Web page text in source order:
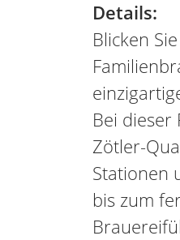
Details:
Blicken
Bei dieser
Zötler-
Stationen
bis zum